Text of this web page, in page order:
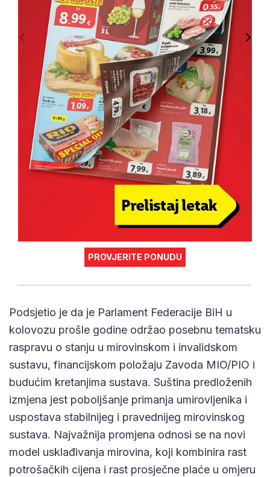
PROVJERITE PONUDU
Podsjetio je da je Parlament Federacije BiH u
kolovozu prošle godine održao posebnu tematsku
raspravu o stanju u mirovinskom i invalidskom
sustavu, financijskom položaju Zavoda MIO/PIO i
budućim kretanjima sustava. Suština predloženih
izmjena jest poboljšanje primanja umirovljenika i
uspostava stabilnijeg i pravednijeg mirovinskog
sustava. Najvažnija promjena odnosi se na novi
model usklađivanja mirovina, koji kombinira rast
potrošačkih cijena i rast prosječne plaće u omjeru